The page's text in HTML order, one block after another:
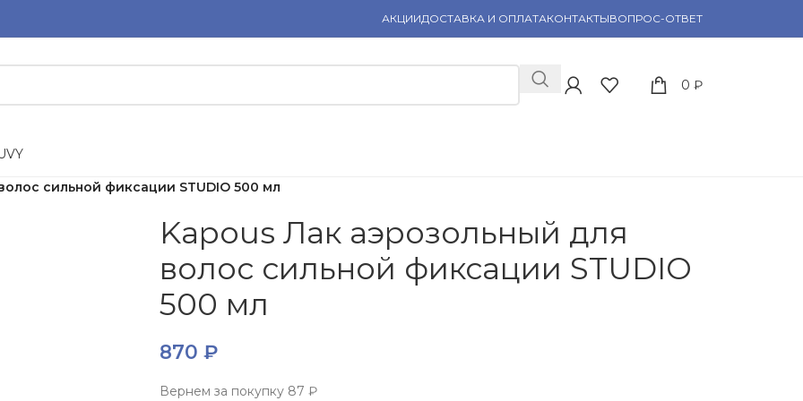
АКЦИИДОСТАВКА И ОПЛАТАКОНТАКТЫВОПРОС-ОТВЕТ
0 ₽
VY
сильной фиксации STUDIO 500 мл
Kapous Лак аэрозольный для
волос сильной фиксации STUDIO
500 мл
870 ₽
Вернем за покупку87 ₽